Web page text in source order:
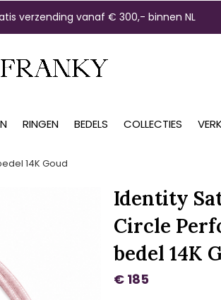
RINGEN BEDELS COLLECTIES
verzending vanaf € 300,- binnen NL
14K Goud
Identity
Circle
bedel 14K
€ 185